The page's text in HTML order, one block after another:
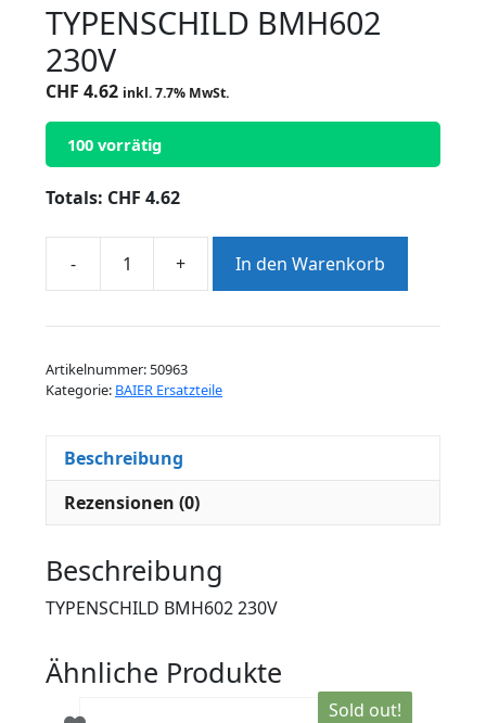
TYPENSCHILD BMH602
230V
CHF 4.62 inkl. 7.7% MwSt.
100 vorrätig
Totals: CHF 4.62
-
TYPENSCHILD
230V
+ In den Warenkorb
Artikelnummer: 50963
Kategorie: BAIER Ersatzteile
Beschreibung
Rezensionen (0)
Beschreibung
TYPENSCHILD BMH602 230V
Ähnliche Produkte
Sold out!